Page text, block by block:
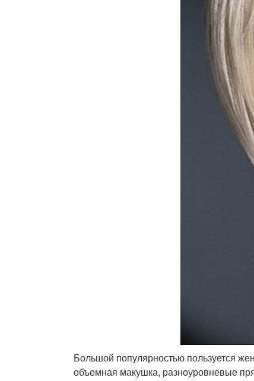
Большой популярностью пользуется
объемная макушка, разноуровневые